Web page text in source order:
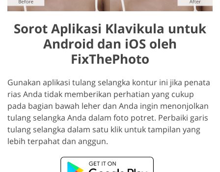
Sorot Aplikasi Klavikula untuk
Android dan iOS oleh
FixThePhoto
Gunakan aplikasi tulang selangka kontur ini jika penata
rias Anda tidak memberikan perhatian yang cukup
pada bagian bawah leher dan Anda ingin menonjolkan
tulang selangka Anda dalam foto potret. Perbaiki garis
tulang selangka dalam satu klik untuk tampilan yang
lebih terpahat dan anggun.